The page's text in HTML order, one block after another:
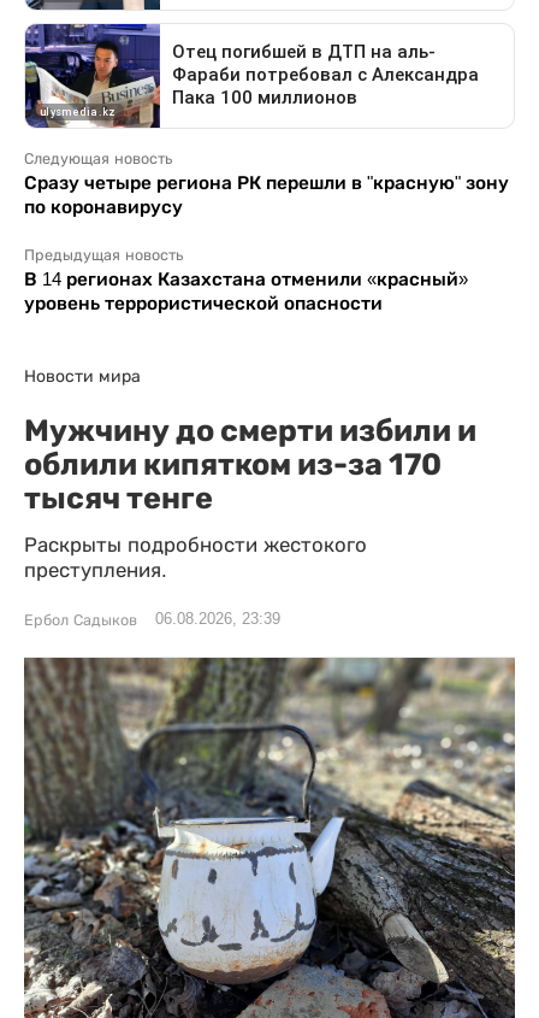
Следующая новость
Сразу четыре региона РК перешли в "красную" зону
по коронавирусу
Предыдущая новость
В 14 регионах Казахстана отменили «красный»
уровень террористической опасности
Новости мира
Мужчину до смерти избили и
облили кипятком из-за 170
тысяч тенге
Раскрыты подробности жестокого
преступления.
Ербол Садыков 06.08.2026, 23:39